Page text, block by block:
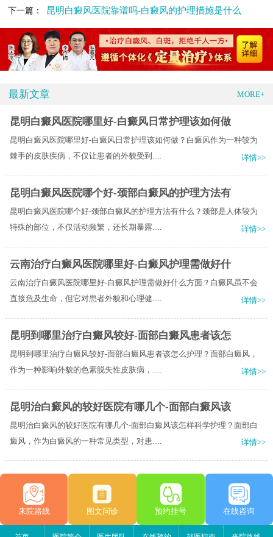
下一篇： 昆明白癜风医院靠谱吗-白癜风的护理措施是什么
最新文章 MORE+
昆明白癜风医院哪里好-白癜风日常护理该如何做
昆明白癜风医院哪里好-白癜风日常护理该如何做？白癜风作为一种较为
棘手的皮肤疾病，不仅让患者的外貌受到.....
详情>>
昆明白癜风医院哪个好-颈部白癜风的护理方法有
昆明白癜风医院哪个好-颈部白癜风的护理方法有什么？颈部是人体较为
特殊的部位，不仅活动频繁，还长期暴露.....
详情>>
云南治疗白癜风医院哪里好-白癜风护理需做好什
云南治疗白癜风医院哪里好-白癜风护理需做好什么方面？白癜风虽不会
直接危及生命，但它对患者外貌和心理健.....
详情>>
昆明到哪里治疗白癜风较好-面部白癜风患者该怎
昆明到哪里治疗白癜风较好-面部白癜风患者该怎么护理？面部白癜风，
作为一种影响外貌的色素脱失性皮肤病，.....
详情>>
昆明治白癜风的较好医院有哪几个-面部白癜风该
昆明治白癜风的较好医院有哪几个-面部白癜风该怎样科学护理？面部白
癜风，作为白癜风的一种常见类型，对患.....
详情>>
来院路线 图文问诊 预约挂号 在线咨询